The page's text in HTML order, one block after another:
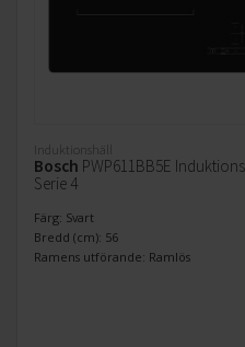
Induktionshäll
Bosch PWP611BB5E
Serie 4
Färg: Svart
Bredd (cm): 56
Ramens utförande: Ramlös